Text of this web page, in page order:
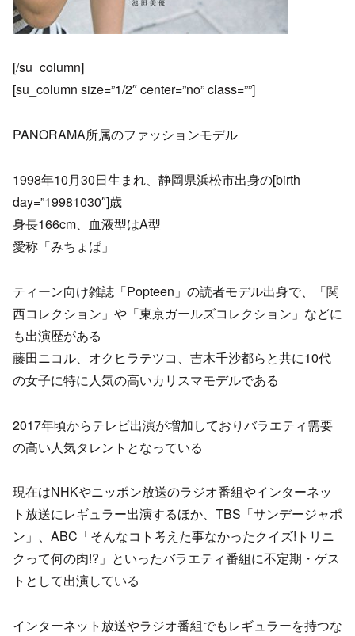
[/su_column]
[su_column size=”1/2″ center=”no” class=””]
PANORAMA所属のファッションモデル
1998年10月30日生まれ、静岡県浜松市出身の[birth
day=”19981030″]歳
身長166cm、血液型はA型
愛称「みちょぱ」
ティーン向け雑誌「Popteen」の読者モデル出身で、「関
西コレクション」や「東京ガールズコレクション」などに
も出演歴がある
藤田ニコル、オクヒラテツコ、吉木千沙都らと共に10代
の女子に特に人気の高いカリスマモデルである
2017年頃からテレビ出演が増加しておりバラエティ需要
の高い人気タレントとなっている
現在はNHKやニッポン放送のラジオ番組やインターネッ
ト放送にレギュラー出演するほか、TBS「サンデージャポ
ン」、ABC「そんなコト考えた事なかったクイズ!トリニ
クって何の肉!?」といったバラエティ番組に不定期・ゲス
トとして出演している
インターネット放送やラジオ番組でもレギュラーを持つな